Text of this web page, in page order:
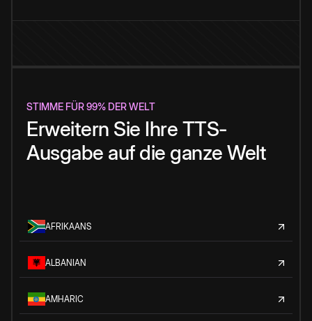
STIMME FÜR 99% DER WELT
Erweitern Sie Ihre TTS-
Ausgabe auf die ganze Welt
AFRIKAANS
ALBANIAN
AMHARIC